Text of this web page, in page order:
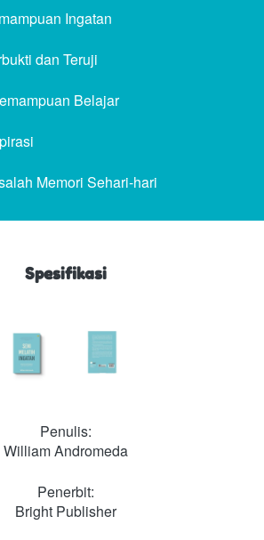
Ingatan
dan Teruji
Belajar
Memori Sehari-hari
Spesifikasi
Penulis:
William Andromeda
Penerbit:
Bright Publisher